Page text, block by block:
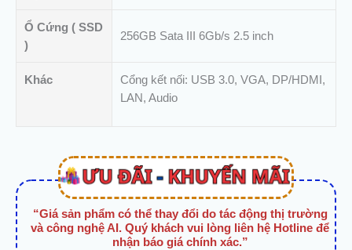
số
lượng
Ổ Cứng ( SSD
)
256GB Sata III 6Gb/s 2.5 inch
Khác
Cổng kết nối: USB 3.0, VGA, DP/HDMI,
LAN, Audio
“Giá sản phẩm có thể thay đổi do tác động thị trường
và công nghệ AI. Quý khách vui lòng liên hệ Hotline để
nhận báo giá chính xác.”